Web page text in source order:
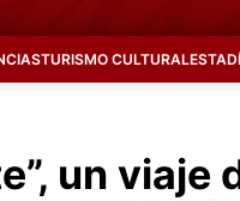
TURISMO CULTURAL
un viaje